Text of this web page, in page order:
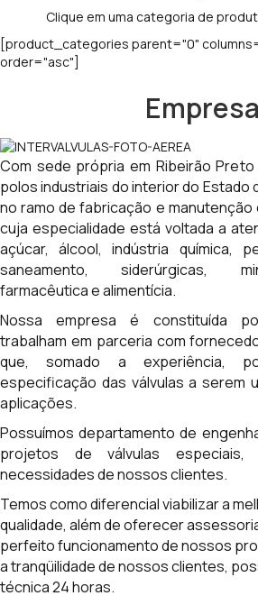
Clique em uma categoria de
[product_categories parent="0"
order="asc"]
Empresa
Com sede própria em Ribeirão Preto
polos industriais do interior do Estado
no ramo de fabricação e manutenção
cuja especialidade está voltada a
açúcar, álcool, indústria química,
saneamento, siderúrgicas,
farmacêutica e alimentícia.
Nossa empresa é constituída
trabalham em parceria com
que, somado a experiência,
especificação das válvulas a serem
aplicações.
Possuímos departamento de
projetos de válvulas
necessidades de nossos clientes.
Temos como diferencial viabilizar a
qualidade, além de oferecer
perfeito funcionamento de nossos
a tranqüilidade de nossos clientes,
técnica 24 horas.